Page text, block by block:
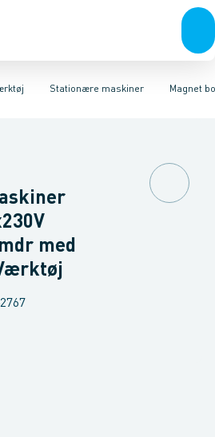
RørværktøjBits & toppeBor
Stationære maskiner
DiamantværktøjAffugtere & Magnet
Boremaskiner
med